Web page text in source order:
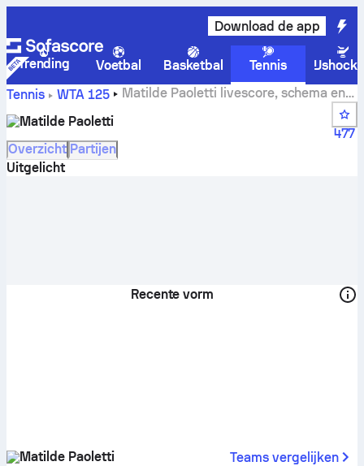
Download de app
Trending Voetbal Basketbal Tennis
Tennis
WTA 125
Matilde Paoletti livescore, schema en
Matilde Paoletti
477
Overzicht Partijen
Uitgelicht
Recente vorm
Matilde Paoletti
Teams vergelijken